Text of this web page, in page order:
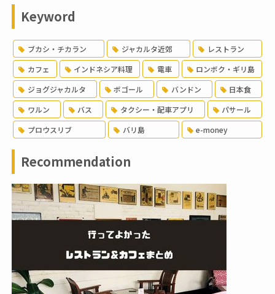
Keyword
ブカシ・チカラン ジャカルタ近郊
レストラン
カフェ
インドネシア料理 電車
ロンボク・ギリ島
ジョグジャカルタ
ボゴール バンドン
日本食
ワルン
バス タクシー・配車アプリ
パサール
プロウスリブ
バリ島 e-money
Recommendation